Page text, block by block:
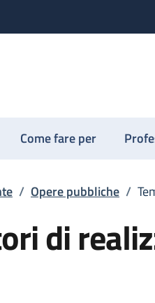
Come fare per
/ Opere pubbliche /
di